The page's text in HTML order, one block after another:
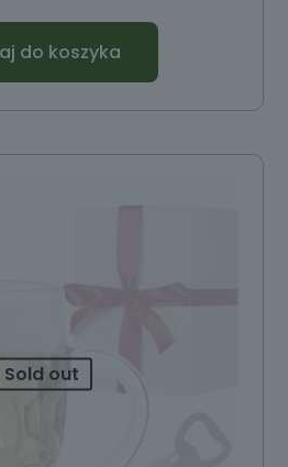
do koszyka
Sold out